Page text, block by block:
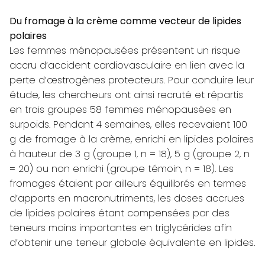
Du fromage à la crème comme vecteur de lipides
polaires
Les femmes ménopausées présentent un risque
accru d’accident cardiovasculaire en lien avec la
perte d’œstrogènes protecteurs. Pour conduire leur
étude, les chercheurs ont ainsi recruté et répartis
en trois groupes 58 femmes ménopausées en
surpoids. Pendant 4 semaines, elles recevaient 100
g de fromage à la crème, enrichi en lipides polaires
à hauteur de 3 g (groupe 1, n = 18), 5 g (groupe 2, n
= 20) ou non enrichi (groupe témoin, n = 18). Les
fromages étaient par ailleurs équilibrés en termes
d’apports en macronutriments, les doses accrues
de lipides polaires étant compensées par des
teneurs moins importantes en triglycérides afin
d’obtenir une teneur globale équivalente en lipides.